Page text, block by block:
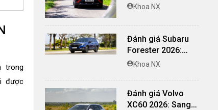
trong
được
thú vị, nhiều tiện
tranh
Khoa NX
Đánh giá Subaru
Forester 2026:
Mạnh mẽ, êm ái đi
ADAS hoàn hảo
Khoa NX
Đánh giá Volvo
XC60 2026: Sang